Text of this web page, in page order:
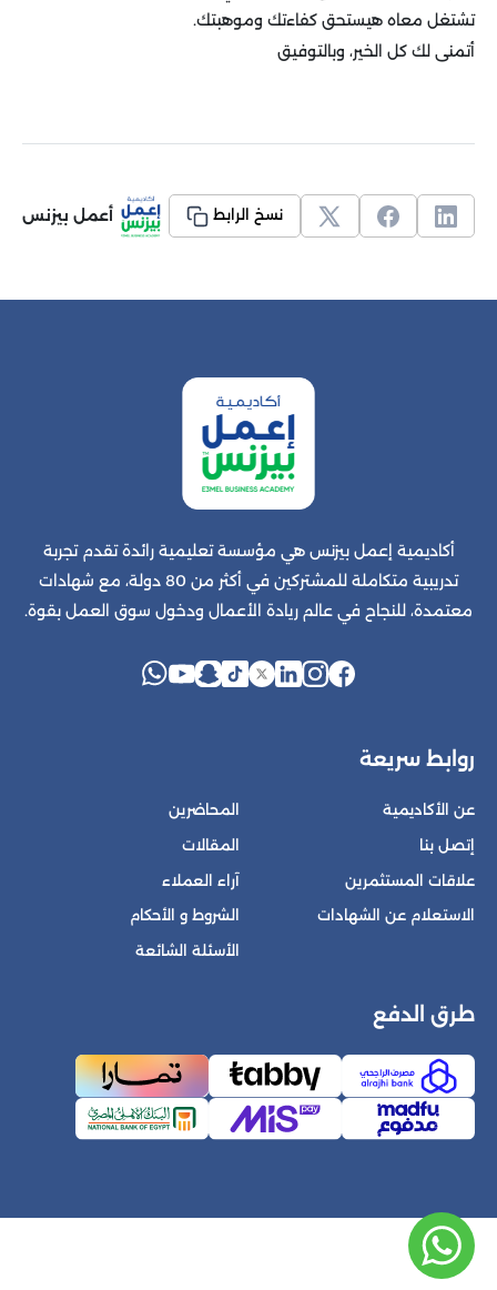
تشتغل معاه هيستحق كفاءتك وموهبتك.
أتمنى لك كل الخير، وبالتوفيق
نسخ الرابط أعمل بيزنس
أكاديمية إعمل بيزنس هي مؤسسة تعليمية رائدة تقدم تجربة
تدريبية متكاملة للمشتركين في أكثر من 80 دولة، مع شهادات
معتمدة، للنجاح في عالم ريادة الأعمال ودخول سوق العمل بقوة.
روابط سريعة
عن الأكاديمية
إتصل بنا
علاقات المستثمرين
الاستعلام عن الشهادات
المحاضرين
المقالات
آراء العملاء
الشروط و الأحكام
الأسئلة الشائعة
طرق الدفع